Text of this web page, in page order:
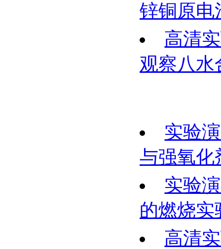
锌铜原电
高清
观察八水
实验
与强氧化
实验
的燃烧实
高清